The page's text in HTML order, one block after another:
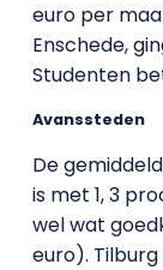
euro per
Enschede,
Studenten
Avanssteden
De
is met 1, 3
wel wat
euro).